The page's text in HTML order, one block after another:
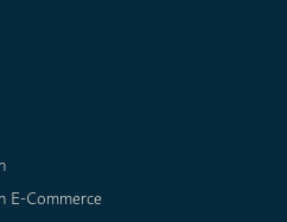
E-Commerce